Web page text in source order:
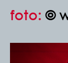
foto:©